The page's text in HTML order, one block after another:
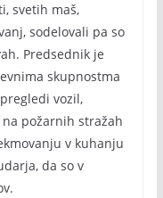
svetih maš,
sodelovali pa so
Predsednik je
skupnostma
vozil,
požarnih stražah
v kuhanju
da so v